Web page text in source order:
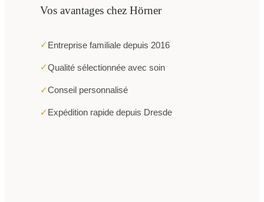
Vos avantages chez Hörner
✓ Entreprise familiale depuis 2016
✓Qualité sélectionnée avec soin
✓Conseil personnalisé
✓ Expédition rapide depuis Dresde